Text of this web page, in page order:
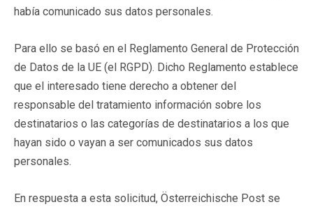
había comunicado sus datos personales.
Para ello se basó en el Reglamento General de Protección
de Datos de la UE (el RGPD). Dicho Reglamento establece
que el interesado tiene derecho a obtener del
responsable del tratamiento información sobre los
destinatarios o las categorías de destinatarios a los que
hayan sido o vayan a ser comunicados sus datos
personales.
En respuesta a esta solicitud, Österreichische Post se